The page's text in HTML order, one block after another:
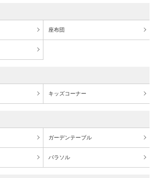
座布団
キッズコーナー
ガーデンテーブル
パラソル